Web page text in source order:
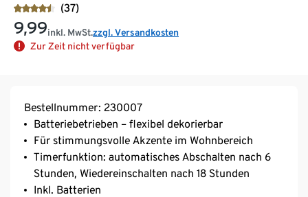
(37)
9,99inkl. MwSt.zzgl. Versandkosten
Zur Zeit nicht verfügbar
Bestellnummer: 230007
Batteriebetrieben – flexibel dekorierbar
Für stimmungsvolle Akzente im Wohnbereich
Timerfunktion: automatisches Abschalten nach 6
Stunden, Wiedereinschalten nach 18 Stunden
Inkl. Batterien